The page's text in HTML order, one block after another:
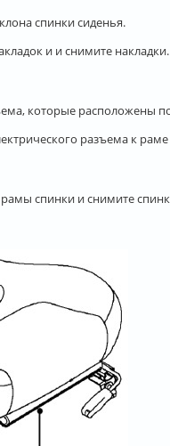
спинки сиденья.
и и снимите накладки.
которые расположены
разъема к
рамы спинки и снимите